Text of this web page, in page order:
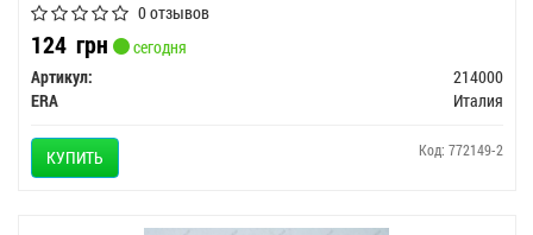
0 отзывов
124 грн
сегодня
Артикул:
214000
ERA
Италия
КУПИТЬ Код: 772149-2